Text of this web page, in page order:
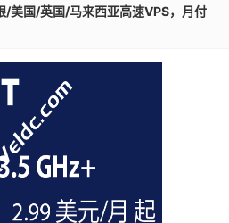
美国/英国/马来西亚高速VPS，月付